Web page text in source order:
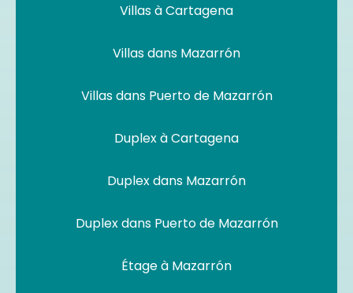
Villas à Cartagena
Villas dans Mazarrón
Villas dans Puerto de Mazarrón
Duplex à Cartagena
Duplex dans Mazarrón
Duplex dans Puerto de Mazarrón
Étage à Mazarrón